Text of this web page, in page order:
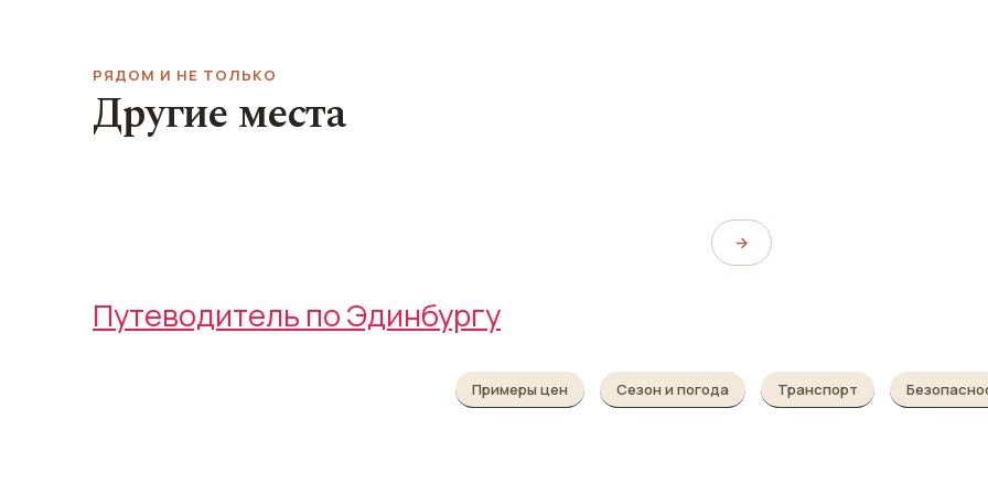
РЯДОМ И НЕ ТОЛЬКО
Другие места
Мост Дин
→
Путеводитель по Эдинбургу
Примеры цен Сезон и погода Транспорт